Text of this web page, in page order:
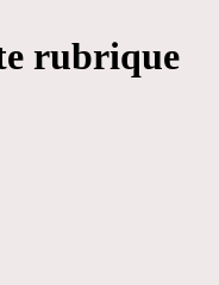
rubrique